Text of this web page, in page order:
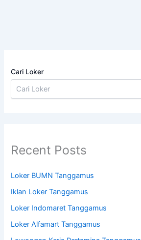
Cari Loker
Recent Posts
Loker BUMN Tanggamus
Iklan Loker Tanggamus
Loker Indomaret Tanggamus
Loker Alfamart Tanggamus